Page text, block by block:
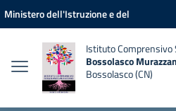
Vai ai contenuti
Vai al menu di navigazione
Vai al footer
Ministero dell'Istruzione e del
Istituto Comprensivo
Bossolasco
Bossolasco (CN)